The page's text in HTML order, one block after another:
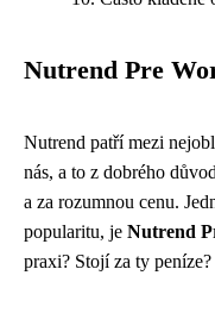
Nutrend Pre
Nutrend patří mezi
nás, a to z dobrého
a za rozumnou cenu.
popularitu, je Nutrend
praxi? Stojí za ty peníze?